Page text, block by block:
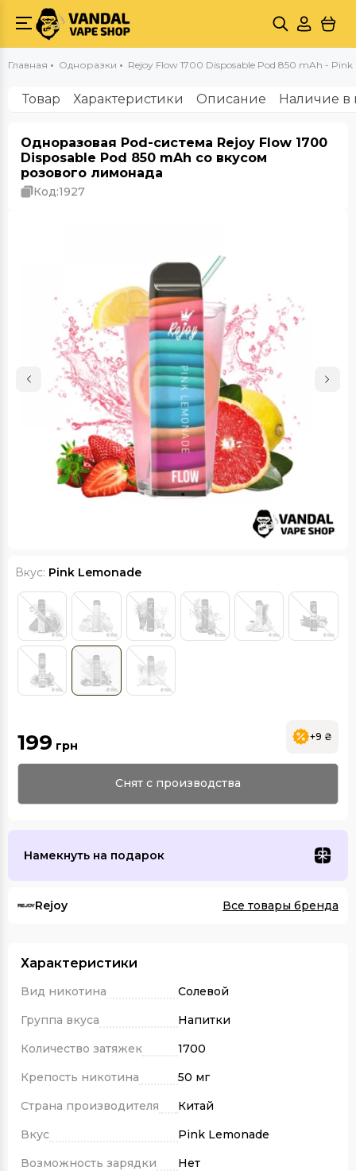
Главная Одноразки Rejoy Flow 1700 Disposable Pod 850 mAh - Pink
Товар Характеристики Описание Наличие в
Одноразовая Pod-система Rejoy Flow 1700
Disposable Pod 850 mAh со вкусом
розового лимонада
Код:1927
Вкус: Pink Lemonade
199 грн
+9 ₴
Снят с производства
Намекнуть на подарок
Rejoy Все товары бренда
Характеристики
Вид никотина
Солевой
Группа вкуса
Напитки
Количество затяжек
1700
Крепость никотина
50 мг
Страна производителя
Китай
Вкус
Pink Lemonade
Возможность зарядки
Нет